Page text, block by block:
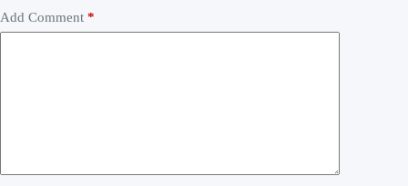
Add Comment *